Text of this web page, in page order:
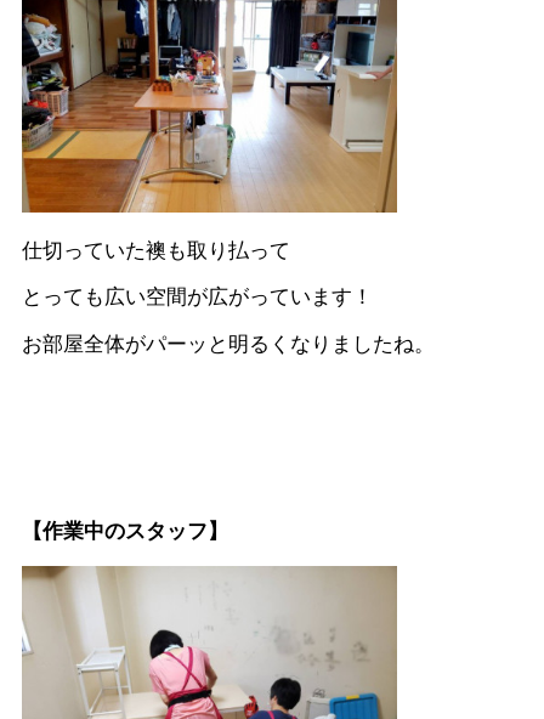
仕切っていた襖も取り払って
とっても広い空間が広がっています！
お部屋全体がパーッと明るくなりましたね。
【作業中のスタッフ】